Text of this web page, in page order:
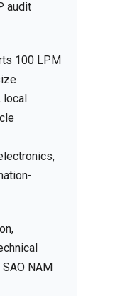
audit
100 LPM
local
NAM